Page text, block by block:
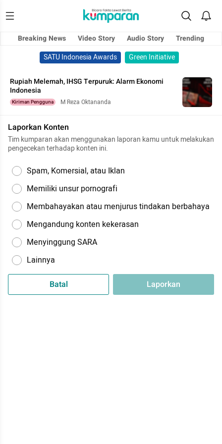
Breaking News Video Story Audio Story
Trending
SATU Indonesia Awards
Green Initiative
Rupiah Melemah, IHSG Terpuruk: Alarm Ekonomi
Indonesia
Kiriman Pengguna M Reza Oktananda
Laporkan Konten
Tim kumparan akan menggunakan laporan kamu untuk melakukan
pengecekan terhadap konten ini.
Spam, Komersial, atau Iklan
Memiliki unsur pornografi
Membahayakan atau menjurus tindakan berbahaya
Mengandung konten kekerasan
Menyinggung SARA
Lainnya
Batal Laporkan